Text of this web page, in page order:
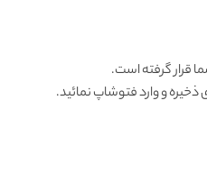
قرار گرفته است.